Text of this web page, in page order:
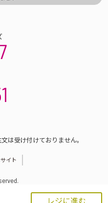
レジに進む
は受け付けておりません。
サイト